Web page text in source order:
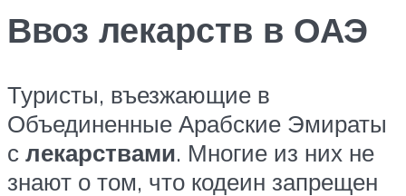
Ввоз лекарств в ОАЭ
Туристы, въезжающие в
Объединенные Арабские Эмираты
с лекарствами. Многие из них не
знают о том, что кодеин запрещен